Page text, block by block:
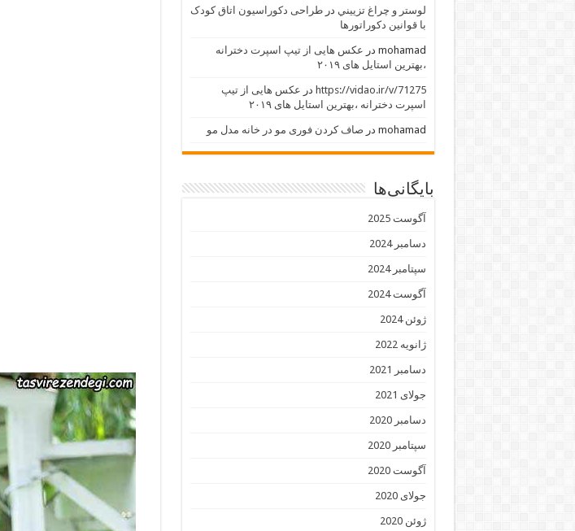
لوستر و چراغ تزييني درطراحی دکوراسیون اتاق کودک
با قوانین دکوراتورها
mohamad در عکس هایی از تیپ اسپرت دخترانه
،بهترین استایل های ۲۰۱۹
https://vidao.ir/v/71275 در عکس هایی از تیپ
اسپرت دخترانه ،بهترین استایل های ۲۰۱۹
mohamad در صاف کردن فوری مو در خانه مدل مو
بایگانی‌ها
آگوست 2025
دسامبر 2024
سپتامبر 2024
آگوست 2024
ژوئن 2024
ژانویه 2022
دسامبر 2021
جولای 2021
دسامبر 2020
سپتامبر 2020
آگوست 2020
جولای 2020
ژوئن 2020